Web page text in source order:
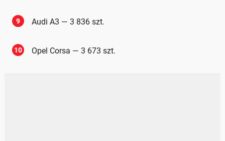
9 Audi A3 — 3 836 szt.
10 Opel Corsa — 3 673 szt.